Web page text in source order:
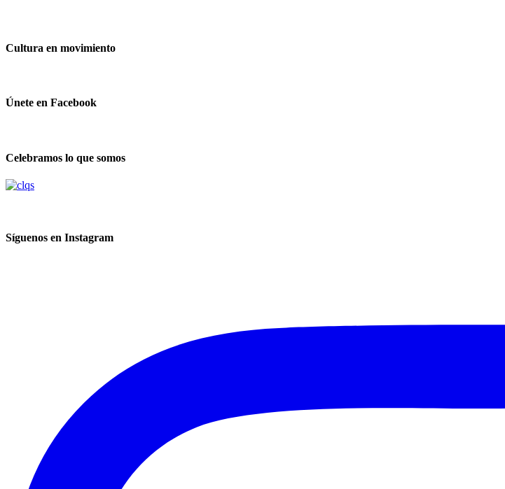
Cultura en movimiento
Únete en Facebook
Celebramos lo que somos
Síguenos en Instagram